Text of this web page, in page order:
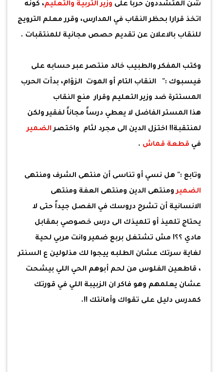
شن المتشددون حربا على وزير التربية والتعليم، كونه
اتخذ قرارا بحظر النقاب في المدارس، وقرر معلم الترويج
للنقاب بالاعلان عن تقديم حصص مجانية للمنتقبات .
وكتب المفكر والطبيب خالد منتصر عبر حسابه على
فيسبوك :" النقاب التام أو الموت الزؤام، بدأت الحرب
المستترة ضد وزير التعليم وقرار منع النقاب
هذا المستر الفاضل لا يعطي درساً مجاناً لفقير ولكن
لمنتقبة!! اختزل الدين الى مجرد لثام واختصرالضمير
في قطعة قماش .
وتابع :" هل نسي أو تناسى أن منتهى الشرف ومنتهى
الضميرومنتهى الدين ومنتهى العفة ومنتهى
الانسانية أن تشرح دروسك في الفصل جيداً حتى لا
يحتاج تلميذ أو تلميذك الى درس خصوصي بمقابل
مادي ؟؟! مش تشتغل بربع ضمير وانت مربي لحية
لغاية سرتك عشان الطلبه ييجوا لك مذلولين ع السنتر
، قاطعين الفلوس من لحم أبوهم الحي اللي بيشحت
عشان يعلمهم وهو فاكر ان الزبيبة اللي في قورتك
كمدرس دليل على تقواك وأمانتك !!.